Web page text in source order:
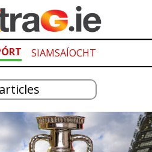
SIAMSAÍOCHT